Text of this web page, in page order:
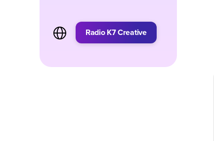
Radio K7 Creative